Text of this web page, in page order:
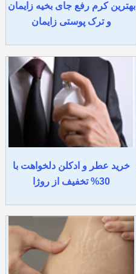
بهترین کرم رفع جای بخیه زایمان
و ترک پوستی زایمان
خرید عطر و ادکلن دلخواهت با
30% تخفیف از روژا